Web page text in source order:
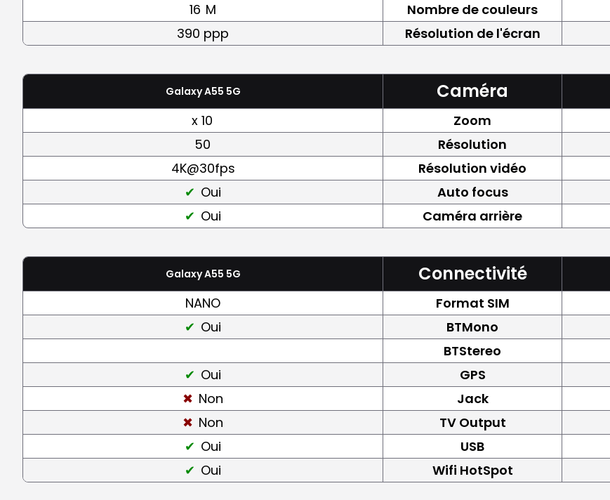
16 M
Nombre de couleurs
390 ppp
Résolution de l'écran
Galaxy A55 5G Caméra
x 10 Zoom
50
Résolution
4K@30fps
Résolution vidéo
Oui
Auto focus
Oui
Caméra arrière
Galaxy A55 5G Connectivité
NANO Format SIM
Oui
BTMono
BTStereo
Oui
GPS
Non
Jack
Non
TV Output
Oui
USB
Oui
Wifi HotSpot